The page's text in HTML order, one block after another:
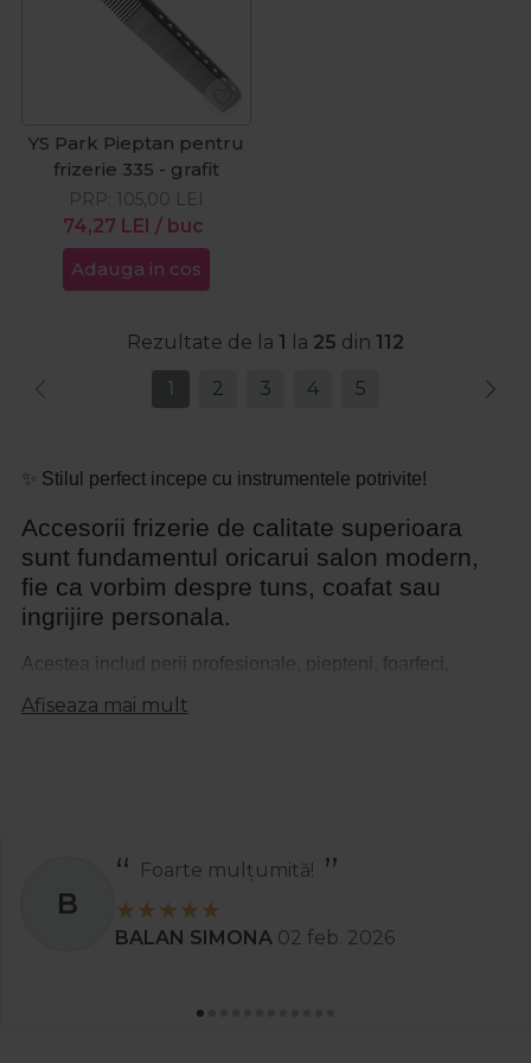
YS Park Pieptan pentru
frizerie 335 - grafit
74,27 LEI / buc
PRP: 105,00 LEI
Adauga in cos
Rezultate de la 1 la 25 din 112
1 2 3 4 5
✨ Stilul perfect incepe cu instrumentele potrivite!
Accesorii frizerie de calitate superioara
sunt fundamentul oricarui salon modern,
fie ca vorbim despre tuns, coafat sau
ingrijire personala.
Acestea includ perii profesionale, piepteni, foarfeci,
pelerine si aparate esentiale, gandite pentru a oferi
precizie si confort. In combinatie cu un aparat de coafat
Masina de tuns profesionala frizerie –
performanta si precizie in mainile tale
O masina de tuns profesionala frizerie este esentiala
lame din otel inoxidabil, motoare puternice si design
Afiseaza mai mult
S
Recomand
Stanciu Aura Andreea 02 apr. 2025